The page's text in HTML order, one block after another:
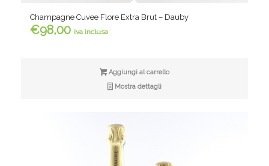
Champagne Cuvee Flore Extra Brut – Dauby
€98,00 iva inclusa
Aggiungi al carrello
Mostra dettagli